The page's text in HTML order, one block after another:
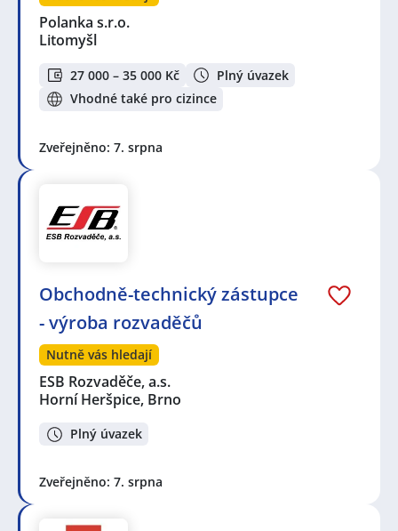
Polanka s.r.o.
Litomyšl
27 000 – 35 000 Kč
Plný úvazek
Vhodné také pro cizince
Zveřejněno: 7. srpna
Obchodně-technický zástupce
- výroba rozvaděčů
Nutně vás hledají
ESB Rozvaděče, a.s.
Horní Heršpice, Brno
Plný úvazek
Zveřejněno: 7. srpna